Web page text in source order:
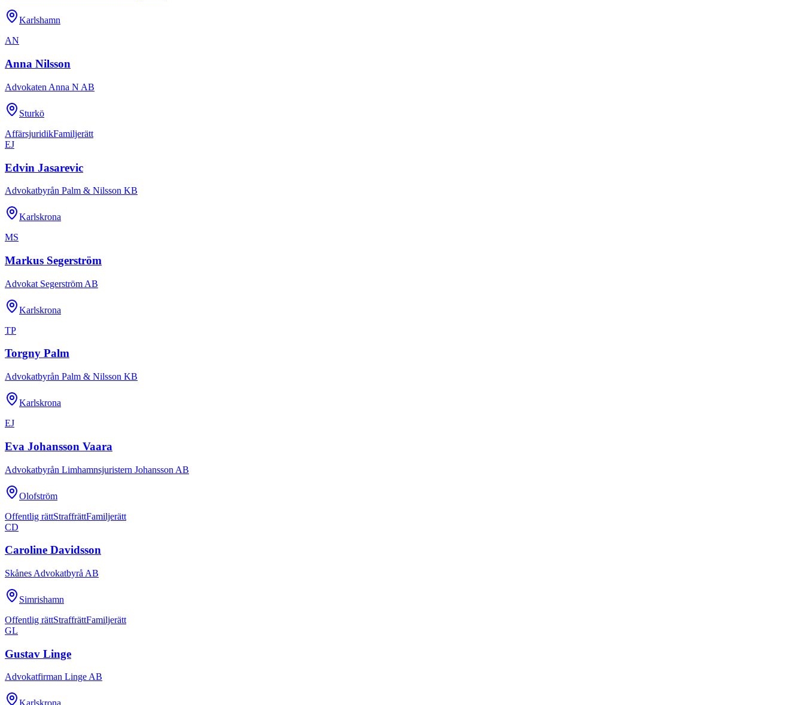
Karlshamn
AN
Anna Nilsson
Advokaten Anna N AB
Sturkö
AffärsjuridikFamiljerätt
EJ
Edvin Jasarevic
Advokatbyrån Palm & Nilsson KB
Karlskrona
MS
Markus Segerström
Advokat Segerström AB
Karlskrona
TP
Torgny Palm
Advokatbyrån Palm & Nilsson KB
Karlskrona
EJ
Eva Johansson Vaara
Advokatbyrån Limhamnsjuristern Johansson AB
Olofström
Offentlig rättStraffrättFamiljerätt
CD
Caroline Davidsson
Skånes Advokatbyrå AB
Simrishamn
Offentlig rättStraffrättFamiljerätt
GL
Gustav Linge
Advokatfirman Linge AB